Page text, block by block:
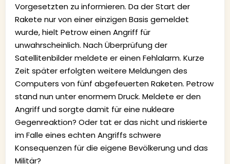
Vorgesetzten zu informieren. Da der Start der
Rakete nur von einer einzigen Basis gemeldet
wurde, hielt Petrow einen Angriff für
unwahrscheinlich. Nach Überprüfung der
Satellitenbilder meldete er einen Fehlalarm. Kurze
Zeit später erfolgten weitere Meldungen des
Computers von fünf abgefeuerten Raketen. Petrow
stand nun unter enormem Druck. Meldete er den
Angriff und sorgte damit für eine nukleare
Gegenreaktion? Oder tat er das nicht und riskierte
im Falle eines echten Angriffs schwere
Konsequenzen für die eigene Bevölkerung und das
Militär?